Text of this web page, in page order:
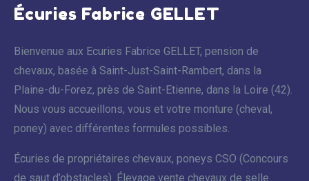
Écuries Fabrice GELLET
Bienvenue aux Ecuries Fabrice GELLET, pension de
chevaux, basée à Saint-Just-Saint-Rambert, dans la
Plaine-du-Forez, près de Saint-Etienne, dans la Loire (42).
Nous vous accueillons, vous et votre monture (cheval,
poney) avec différentes formules possibles.
Écuries de propriétaires chevaux, poneys CSO (Concours
de saut d’obstacles). Élevage vente chevaux de selle